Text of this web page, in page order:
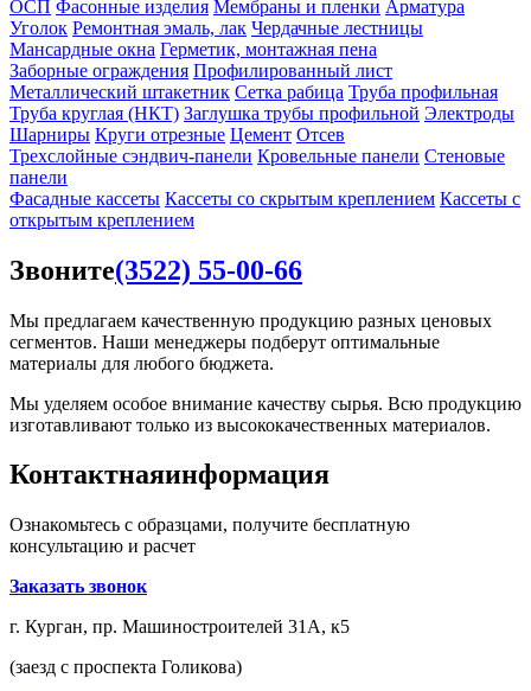
ОСП Фасонные изделия Мембраны и пленки Арматура
Уголок Ремонтная эмаль, лак Чердачные лестницы
Мансардные окна Герметик, монтажная пена
Заборные ограждения Профилированный лист
Металлический штакетник Сетка рабица Труба профильная
Труба круглая (НКТ) Заглушка трубы профильной Электроды
Шарниры Круги отрезные Цемент Отсев
Трехслойные сэндвич-панели Кровельные панели Стеновые
панели
Фасадные кассеты Кассеты со скрытым креплением Кассеты с
открытым креплением
Звоните(3522) 55-00-66
Мы предлагаем качественную продукцию разных ценовых
сегментов. Наши менеджеры подберут оптимальные
материалы для любого бюджета.
Мы уделяем особое внимание качеству сырья. Всю продукцию
изготавливают только из высококачественных материалов.
Контактнаяинформация
Ознакомьтесь с образцами, получите бесплатную
консультацию и расчет
Заказать звонок
г. Курган, пр. Машиностроителей 31А, к5
(заезд с проспекта Голикова)